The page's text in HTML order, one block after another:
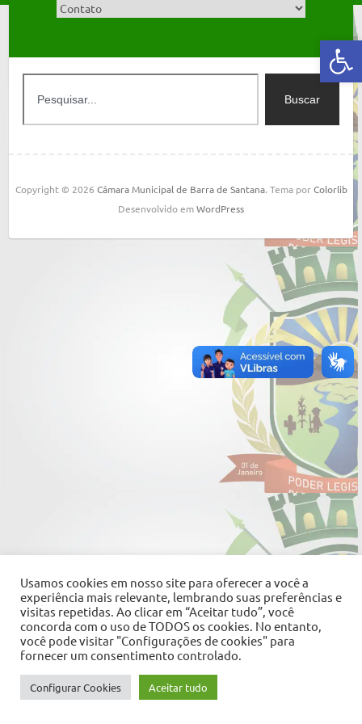
Abrir a barra de ferramentas
Buscar
Copyright © 2026 Câmara Municipal de Barra de Santana. Tema porColorlib
Desenvolvido emWordPress
Usamos cookies em nosso site para oferecer a você a
experiência mais relevante, lembrando suas preferências e
visitas repetidas. Ao clicar em “Aceitar tudo”, você
concorda com o uso de TODOS os cookies. No entanto,
você pode visitar "Configurações de cookies" para
fornecer um consentimento controlado.
Configurar Cookies Aceitar tudo